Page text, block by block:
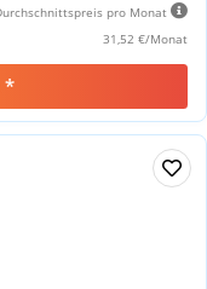
pro Monat
31,52 €/Monat
*